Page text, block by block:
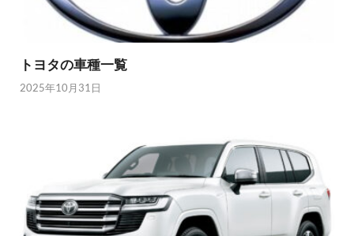
トヨタの車種一覧
2025年10月31日